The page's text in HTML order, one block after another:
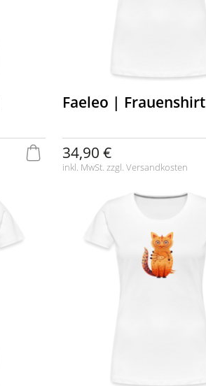
Faeleo | Frauenshirt
34,90 €
inkl. MwSt. zzgl. Versandkosten